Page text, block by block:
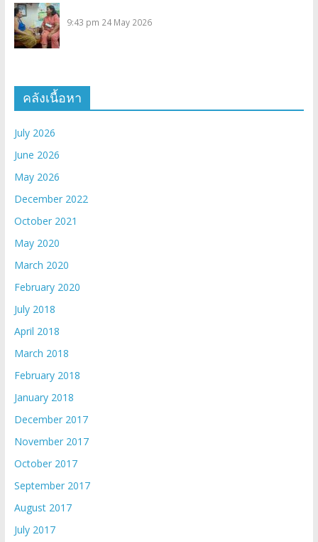
9:43 pm 24 May 2026
คลังเนื้อหา
July 2026
June 2026
May 2026
December 2022
October 2021
May 2020
March 2020
February 2020
July 2018
April 2018
March 2018
February 2018
January 2018
December 2017
November 2017
October 2017
September 2017
August 2017
July 2017